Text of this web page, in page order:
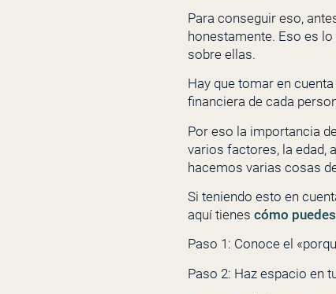
Para conseguir eso,
honestamente. Eso es
sobre ellas.
Hay que tomar en
financiera de cada
Por eso la importancia
varios factores, la edad,
hacemos varias cosas
Si teniendo esto en
aquí tienes cómo
Paso 1: Conoce el
Paso 2: Haz espacio en